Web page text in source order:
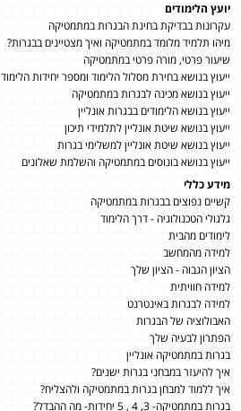
יועץ הלימודים
עקרונות בבדיקת בחינת הבגרות במתמטיקה
מיהו תלמיד מלומד במתמטיקה ואיך מצטיינים בבגרות?
שיעור פרטי, מורה פרטי במתמטיקה
ייעוץ בנושא בחירת מסלול הלימוד ומספר יחידות הלימוד
ייעוץ בנושא מכינה לבגרות במתמטיקה
ייעוץ בנושא הלימודים בבגרות אונליין
ייעוץ בנושא שיטת אונליין לתלמידי תיכון
ייעוץ בנושא שיטת אונליין למשלימי בגרות
ייעוץ בנושא בונוסים במתמטיקה והשלמת שאלונים
מידע כללי
קשיים נפוצים בבגרות במתמטיקה
גלגולי הטכנולוגיה - דרך הלימוד
לימודים מהבית
למידה מהמחשב
הציון הגבוה - הציון שלך
למידה חוויתית
למידה לבגרות באינטרנט
האבולוציה של הבגרות
הפתרון לבעיה שלך
בגרות במתמטיקה אונליין
איך להיעזר במבחני בגרות ישנים?
איך ללמוד למבחן בגרות במתמטיקה ולהצליח?
בגרות במתמטיקה- 3, 4 , 5 יחידות- מה ההבדל?